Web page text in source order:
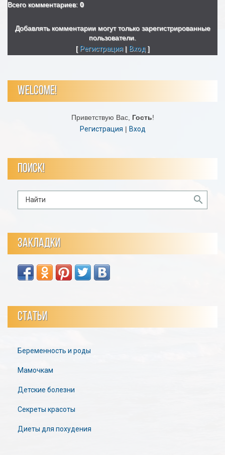
Всего комментариев: 0
Добавлять комментарии могут только зарегистрированные
пользователи.
[ Регистрация| Вход ]
WELCOME!
Приветствую Вас, Гость!
Регистрация | Вход
ПОИСК!
ЗАКЛАДКИ
СТАТЬИ
Беременность и роды
Мамочкам
Детские болезни
Секреты красоты
Диеты для похудения